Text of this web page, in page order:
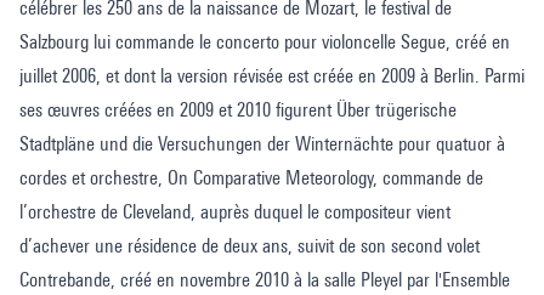
célébrer les 250 ans de la naissance de Mozart, le festival de
Salzbourg lui commande le concerto pour violoncelle Segue, créé en
juillet 2006, et dont la version révisée est créée en 2009 à Berlin. Parmi
ses œuvres créées en 2009 et 2010 figurent Über trügerische
Stadtpläne und die Versuchungen der Winternächte pour quatuor à
cordes et orchestre, On Comparative Meteorology, commande de
l’orchestre de Cleveland, auprès duquel le compositeur vient
d’achever une résidence de deux ans, suivit de son second volet
Contrebande, créé en novembre 2010 à la salle Pleyel par l'Ensemble